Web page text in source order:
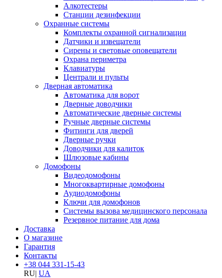
Алкотестеры
Станции дезинфекции
Охранные системы
Комплекты охранной сигнализации
Датчики и извещатели
Сирены и световые оповещатели
Охрана периметра
Клавиатуры
Централи и пульты
Дверная автоматика
Автоматика для ворот
Дверные доводчики
Автоматические дверные системы
Ручные дверные системы
Фитинги для дверей
Дверные ручки
Доводчики для калиток
Шлюзовые кабины
Домофоны
Видеодомофоны
Многоквартирные домофоны
Аудиодомофоны
Ключи для домофонов
Системы вызова медицинского персонала
Резервное питание для дома
Доставка
О магазине
Гарантия
Контакты
+38 044 331-15-43
RU| UA